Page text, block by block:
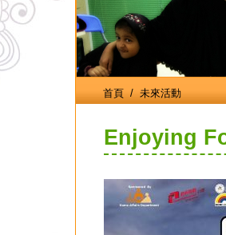
首頁 / 未來活動
Enjoying